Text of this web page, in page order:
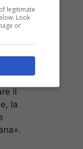
in
il
la
legitimate
Look
or